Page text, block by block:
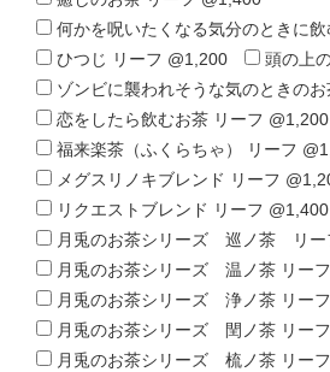
何かを呪いたくなる気分のときに
ひつじ リーフ @1,200
頭の上
ゾンビに襲われそうな気のときの
恋をしたら飲むお茶 リーフ @1,200
福来楽茶（ふくらちゃ） リーフ
メグスリノキブレンド リーフ
リクエストブレンド リーフ @1,400
月兎のお茶シリーズ 巡ノ茶 リー
月兎のお茶シリーズ 温ノ茶 リー
月兎のお茶シリーズ 浄ノ茶 リー
月兎のお茶シリーズ 閏ノ茶 リー
月兎のお茶シリーズ 梳ノ茶 リー